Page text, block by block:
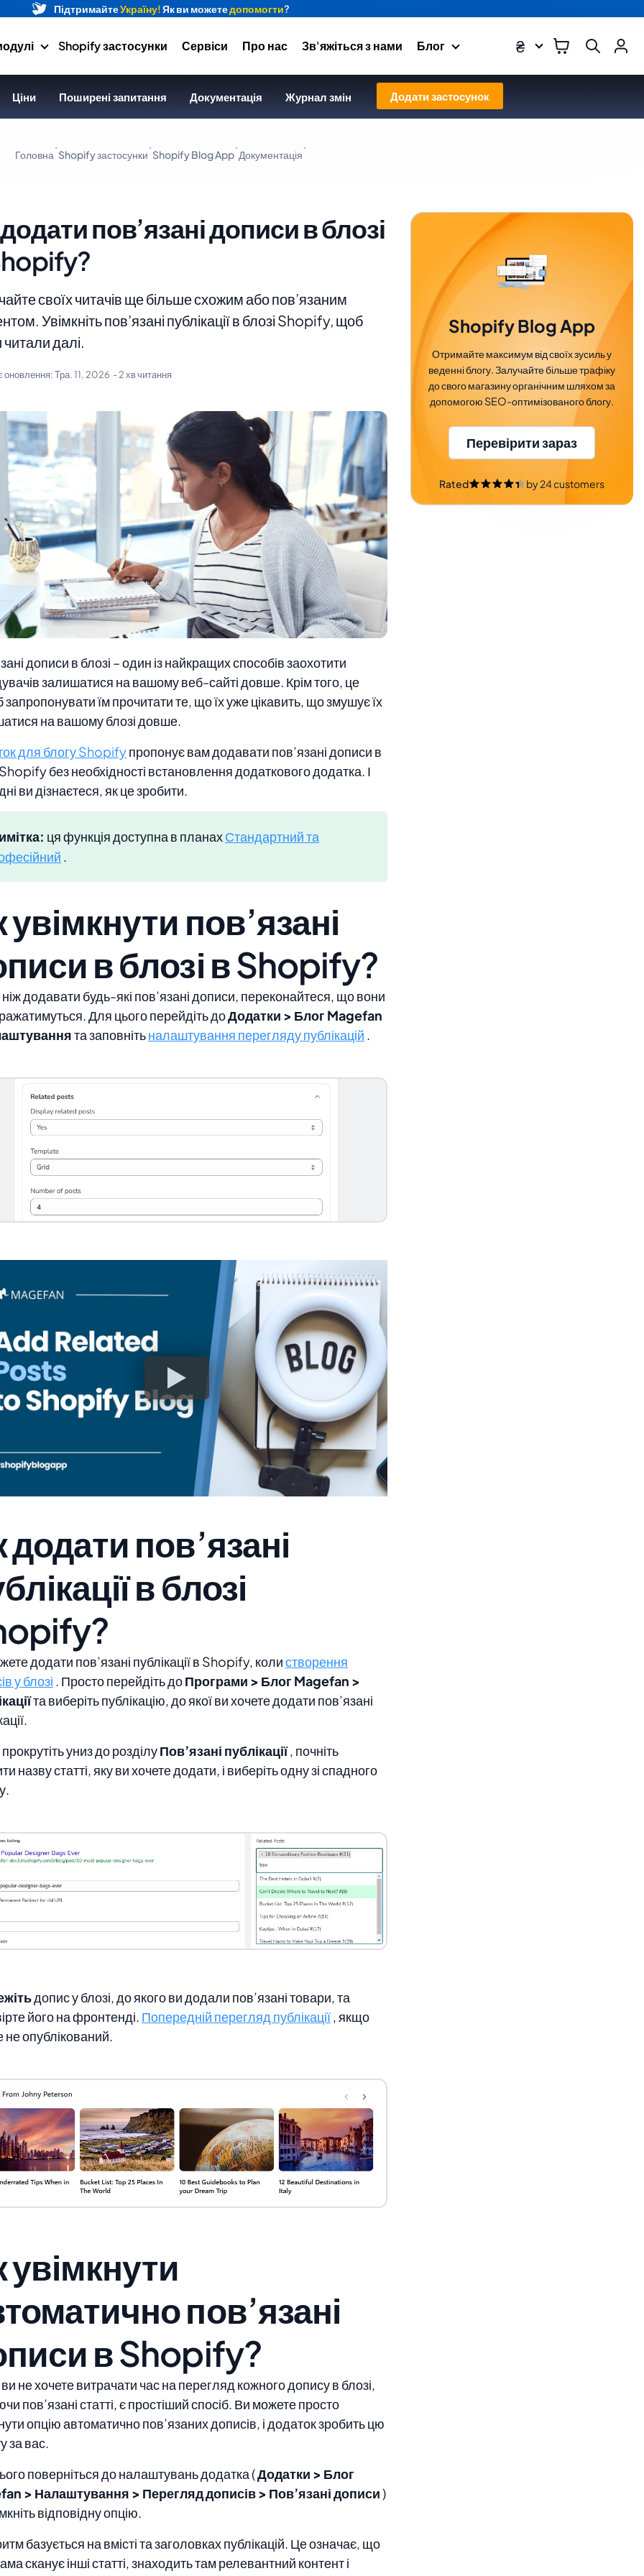
Shopify застосунки Сервіси Про нас Зв'яжіться з нами Блог ₴
Ціни Поширені запитання Документація Журнал змін Додати застосунок
Головна Shopify застосунки Shopify Blog App Документація
пов’язані дописи в блозі
своїх читачів ще більше схожим або пов’язаним
Увімкніть пов’язані публікації в блозі Shopify, щоб
далі.
оновлення:Тра. 11, 2026 - 2 хв читання
дописи в блозі – один із найкращих способів заохотити
залишатися на вашому веб-сайті довше. Крім того, це
запропонувати їм прочитати те, що їх уже цікавить, що змушує їх
на вашому блозі довше.
для блогу Shopifyпропонує вам додавати пов’язані дописи в
без необхідності встановлення додаткового додатка. І
ви дізнаєтеся, як це зробити.
ця функція доступна в планахСтандартний та
.
увімкнути пов’язані
в блозі в Shopify?
додавати будь-які пов’язані дописи, переконайтеся, що вони
Для цього перейдіть доДодатки > Блог Magefan
та заповнітьналаштування перегляду публікацій .
додати пов’язані
в блозі
додати пов’язані публікації в Shopify, колистворення
у блозі . Просто перейдіть доПрограми > Блог Magefan >
та виберіть публікацію, до якої ви хочете додати пов’язані
униз до розділуПов’язані публікації, почніть
назву статті, яку ви хочете додати, і виберіть одну зі спадного
допис у блозі, до якого ви додали пов’язані товари, та
його на фронтенді. Попередній перегляд публікації, якщо
не опублікований.
увімкнути
пов’язані
в Shopify?
не хочете витрачати час на перегляд кожного допису в блозі,
пов’язані статті, є простіший спосіб. Ви можете просто
опцію автоматично пов’язаних дописів, і додаток зробить цю
за вас.
поверніться до налаштувань додатка (Додатки > Блог
> Налаштування > Перегляд дописів > Пов’язані дописи)
відповідну опцію.
базується на вмісті та заголовках публікацій. Це означає, що
сканує інші статті, знаходить там релевантний контент і
Shopify Blog App
Отримайте максимум від своїх зусиль у
веденні блогу. Залучайте більше трафіку
до свого магазину органічним шляхом за
допомогою SEO-оптимізованого блогу.
Перевірити зараз
Rated by24customers
ПідтримайтеУкраїну!Як ви можетедопомогти?